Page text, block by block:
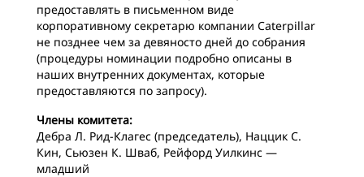
предоставлять в письменном виде
корпоративному секретарю компании Caterpillar
не позднее чем за девяносто дней до собрания
(процедуры номинации подробно описаны в
наших внутренних документах, которые
предоставляются по запросу).
Члены комитета:
Дебра Л. Рид-Клагес (председатель), Наццик С.
Кин, Сьюзен К. Шваб, Рейфорд Уилкинс —
младший